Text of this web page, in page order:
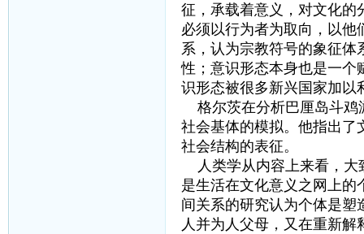
征，承载着意义，对文化的
必须以行为者为取向，以他
系，认为宗教符号的象征体
性；意识形态本身也是一个
识形态被很多新兴国家加以
格尔茨在分析巴厘岛斗鸡
社会基体的模拟。他指出了
社会结构的表征。
人类学从内容上来看，大
是生活在文化意义之网上的
间关系的研究认为个体是塑
人并为人父母，又在重新